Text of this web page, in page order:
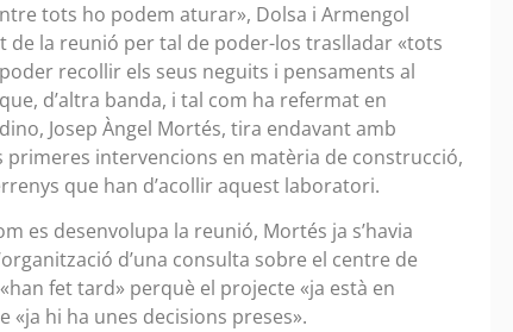
tots ho podem aturar», Dolsa i Armengol
de la reunió per tal de poder-los traslladar «tots
recollir els seus neguits i pensaments al
d’altra banda, i tal com ha refermat en
Josep Àngel Mortés, tira endavant amb
primeres intervencions en matèria de construcció,
que han d’acollir aquest laboratori.
es desenvolupa la reunió, Mortés ja s’havia
d’una consulta sobre el centre de
fet tard» perquè el projecte «ja està en
«ja hi ha unes decisions preses».